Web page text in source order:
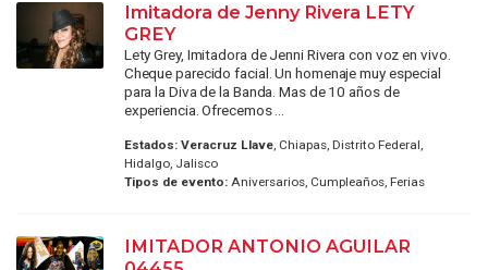
Imitadora de Jenny Rivera LETY
GREY
Lety Grey, Imitadora de Jenni Rivera con voz en vivo.
Cheque parecido facial. Un homenaje muy especial
para la Diva de la Banda. Mas de 10 años de
experiencia. Ofrecemos ...
Estados: Veracruz Llave, Chiapas, Distrito Federal,
Hidalgo, Jalisco
Tipos de evento:Aniversarios, Cumpleaños, Ferias
IMITADOR ANTONIO AGUILAR